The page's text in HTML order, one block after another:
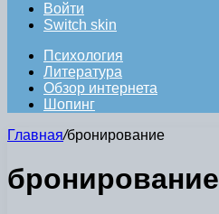
Войти
Switch skin
Психология
Литература
Обзор интернета
Шопинг
Главная/бронирование
бронирование